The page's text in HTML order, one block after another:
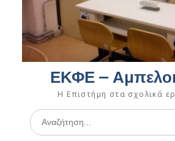
ΕΚΦΕ –
Η Επιστήμη στα σχολικά
Search
for: